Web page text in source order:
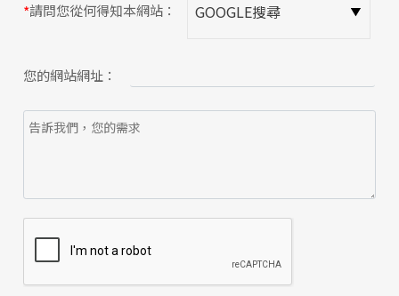
*請問您從何得知本網站：
您的網站網址：